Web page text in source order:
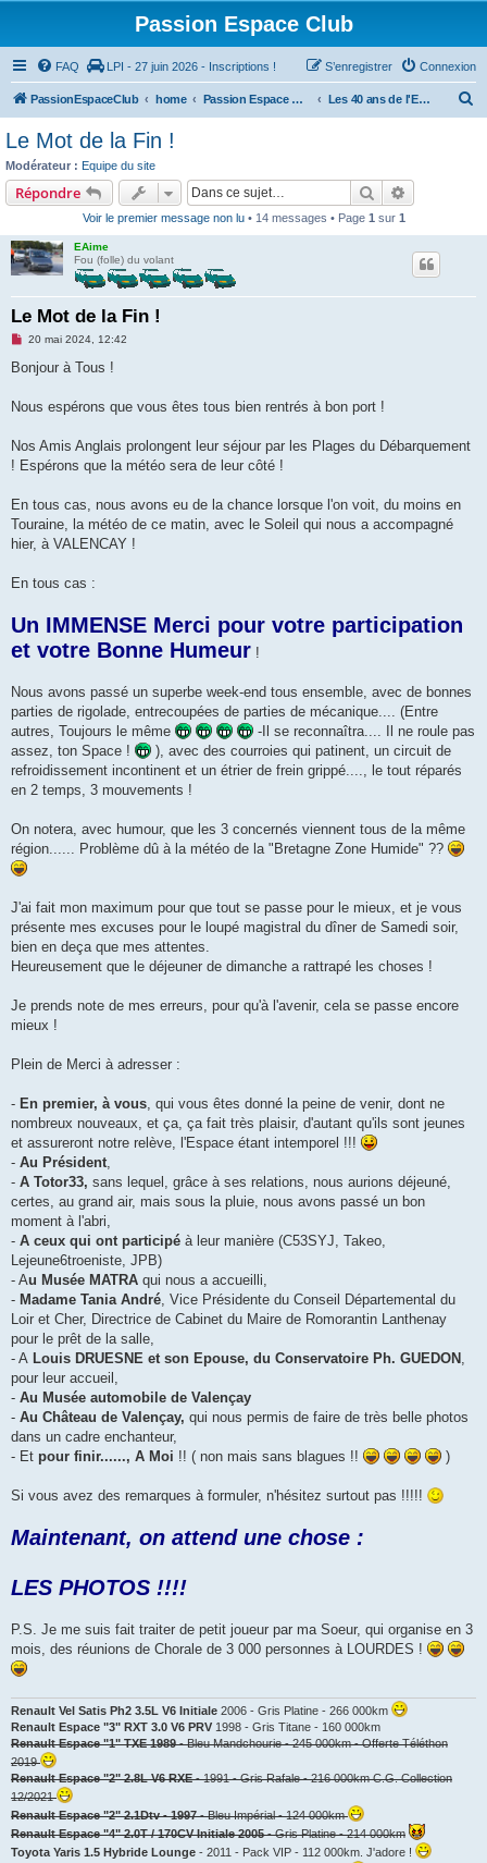
Passion Espace Club
FAQ LPI - 27 juin 2026 - Inscriptions ! Connexion
S’enregistrer
PassionEspaceClub home Passion Espace Club Les 40 ans de l'ESPACE
Le Mot de la Fin !
Modérateur : Equipe du site
Répondre Rechercher
Voir le premier message non lu• 14 messages • Page 1 sur 1
EAime
Fou (folle) du volant
Le Mot de la Fin !
M
s
g
o
l
20 mai 2024, 12:42
Bonjour à Tous !
Nous espérons que vous êtes tous bien rentrés à bon port !
Nos Amis Anglais prolongent leur séjour par les Plages du Débarquement
! Espérons que la météo sera de leur côté !
En tous cas, nous avons eu de la chance lorsque l'on voit, du moins en
Touraine, la météo de ce matin, avec le Soleil qui nous a accompagné
hier, à VALENCAY !
En tous cas :
Un IMMENSE Merci pour votre participation
et votre Bonne Humeur !
Nous avons passé un superbe week-end tous ensemble, avec de bonnes
parties de rigolade, entrecoupées de parties de mécanique.... (Entre
autres, Toujours le même
-Il se reconnaîtra.... Il ne roule pas
assez, ton Space !
), avec des courroies qui patinent, un circuit de
refroidissement incontinent et un étrier de frein grippé...., le tout réparés
en 2 temps, 3 mouvements !
On notera, avec humour, que les 3 concernés viennent tous de la même
région...... Problème dû à la météo de la "Bretagne Zone Humide" ??
J'ai fait mon maximum pour que tout se passe pour le mieux, et je vous
présente mes excuses pour le loupé magistral du dîner de Samedi soir,
bien en deça que mes attentes.
Heureusement que le déjeuner de dimanche a rattrapé les choses !
Je prends note de mes erreurs, pour qu'à l'avenir, cela se passe encore
mieux !
Plein de Merci à adresser :
- En premier, à vous , qui vous êtes donné la peine de venir, dont ne
nombreux nouveaux, et ça, ça fait très plaisir, d'autant qu'ils sont jeunes
et assureront notre relève, l'Espace étant intemporel !!!
- Au Président
- A Totor33, sans lequel, grâce à ses relations, nous aurions déjeuné,
certes, au grand air, mais sous la pluie, nous avons passé un bon
moment à l'abri,
- A ceux qui ont participé à leur manière (C53SYJ, Takeo,
Lejeune6troeniste, JPB)
- Au Musée MATRA qui nous a accueilli,
- Madame Tania André , Vice Présidente du Conseil Départemental du
Loir et Cher, Directrice de Cabinet du Maire de Romorantin Lanthenay
pour le prêt de la salle,
- A Louis DRUESNE et son Epouse, du Conservatoire Ph. GUEDON
pour leur accueil,
- Au Musée automobile de Valençay
- Au Château de Valençay, qui nous permis de faire de très belle photos
dans un cadre enchanteur,
- Et pour finir......, A Moi !! ( non mais sans blagues !! )
Si vous avez des remarques à formuler, n'hésitez surtout pas !!!!!
Maintenant, on attend une chose :
LES PHOTOS !!!!
P.S. Je me suis fait traiter de petit joueur par ma Soeur, qui organise en 3
mois, des réunions de Chorale de 3 000 personnes à LOURDES !
Renault Vel Satis Ph2 3.5L V6 Initiale 2006 - Gris Platine - 266 000km
Renault Espace "3" RXT 3.0 V6 PRV 1998 - Gris Titane - 160 000km
Renault Espace "1" TXE 1989- Bleu Mandchourie - 245 000km - Offerte Téléthon
2019
Renault Espace "2" 2.8L V6 RXE- 1991 - Gris Rafale - 216 000km C.G. Collection
12/2021
Renault Espace "2" 2.1Dtv - 1997- Bleu Impérial - 124 000km
Renault Espace "4" 2.0T / 170CV Initiale 2005- Gris Platine - 214 000km
Toyota Yaris 1.5 Hybride Lounge - 2011 - Pack VIP - 112 000km. J'adore !